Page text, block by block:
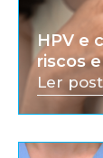
HPV e
riscos
Ler post